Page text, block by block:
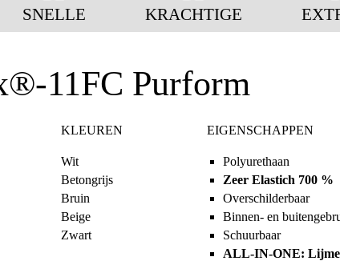
SNELLE
KRACHTIGE
11FC Purform
KLEUREN
Wit
Betongrijs
Bruin
Beige
Zwart
EIGENSCHAPPEN
Polyurethaan
Zeer Elastich 700 %
Overschilderbaar
Binnen- en
Schuurbaar
ALL-IN-ONE: